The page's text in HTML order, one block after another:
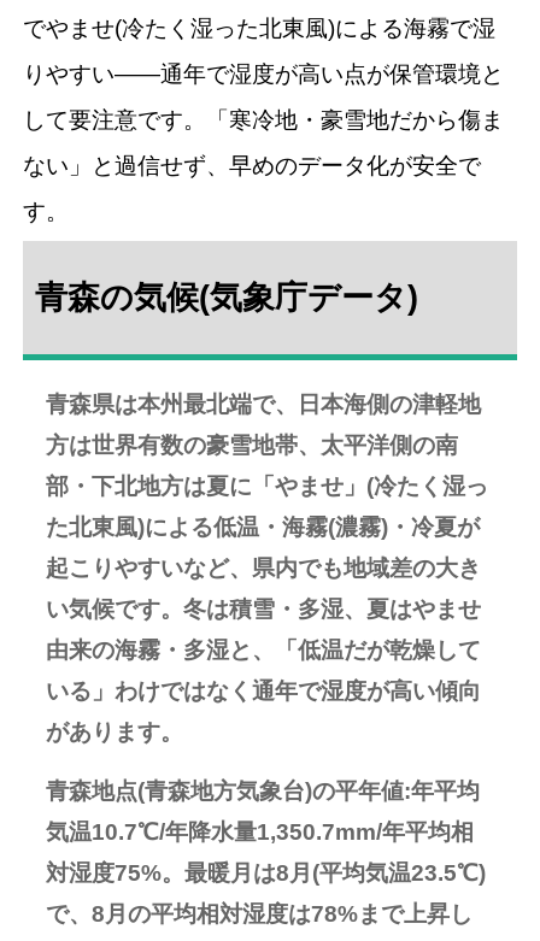
でやませ(冷たく湿った北東風)による海霧で湿
りやすい――通年で湿度が高い点が保管環境と
して要注意です。「寒冷地・豪雪地だから傷ま
ない」と過信せず、早めのデータ化が安全で
す。
青森の気候(気象庁データ)
青森県は本州最北端で、日本海側の津軽地
方は世界有数の豪雪地帯、太平洋側の南
部・下北地方は夏に「やませ」(冷たく湿っ
た北東風)による低温・海霧(濃霧)・冷夏が
起こりやすいなど、県内でも地域差の大き
い気候です。冬は積雪・多湿、夏はやませ
由来の海霧・多湿と、「低温だが乾燥して
いる」わけではなく通年で湿度が高い傾向
があります。
青森地点(青森地方気象台)の平年値:年平均
気温10.7℃/年降水量1,350.7mm/年平均相
対湿度75%。最暖月は8月(平均気温23.5℃)
で、8月の平均相対湿度は78%まで上昇し